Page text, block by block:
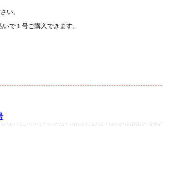
い。
で１号ご購入できます。